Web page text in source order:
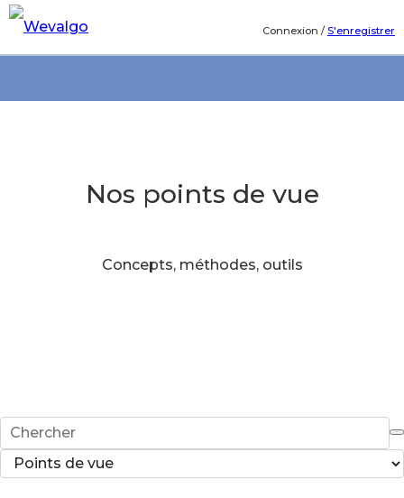
Connexion /S'enregistrer
Nos points de vue
Concepts, méthodes, outils